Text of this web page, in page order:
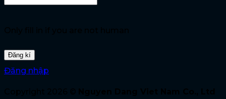
Đăng nhập